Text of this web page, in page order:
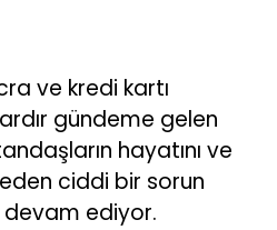
ve kredi kartı
gündeme gelen
hayatını ve
ciddi bir sorun
devam ediyor.